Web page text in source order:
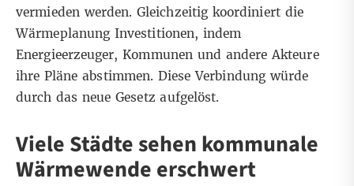
vermieden werden. Gleichzeitig koordiniert die
Wärmeplanung Investitionen, indem
Energieerzeuger, Kommunen und andere Akteure
ihre Pläne abstimmen. Diese Verbindung würde
durch das neue Gesetz aufgelöst.
Viele Städte sehen kommunale
Wärmewende erschwert